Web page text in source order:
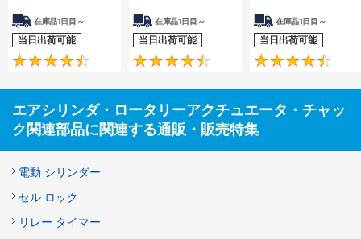
在庫品1日目～
当日出荷可能
4.7
在庫品1日目～
当日出荷可能
4.5
ト
在庫品1日目～
当日出荷可能
エアシリンダ・ロータリーアクチュエータ・チャッ
ク関連部品に関連する通販・販売特集
電動 シリンダー
セル ロック
リレー タイマー